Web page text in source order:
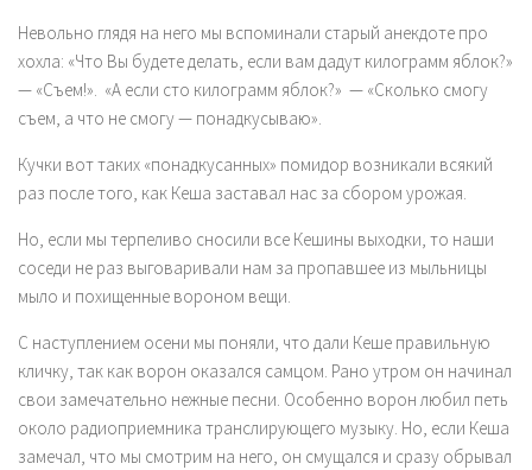
Невольно глядя на него мы вспоминали старый анекдоте про
хохла: «Что Вы будете делать, если вам дадут килограмм яблок?»
— «Съем!». «А если сто килограмм яблок?» — «Сколько смогу
съем, а что не смогу — понадкусываю».
Кучки вот таких «понадкусанных» помидор возникали всякий
раз после того, как Кеша заставал нас за сбором урожая.
Но, если мы терпеливо сносили все Кешины выходки, то наши
соседи не раз выговаривали нам за пропавшее из мыльницы
мыло и похищенные вороном вещи.
С наступлением осени мы поняли, что дали Кеше правильную
кличку, так как ворон оказался самцом. Рано утром он начинал
свои замечательно нежные песни. Особенно ворон любил петь
около радиоприемника транслирующего музыку. Но, если Кеша
замечал, что мы смотрим на него, он смущался и сразу обрывал